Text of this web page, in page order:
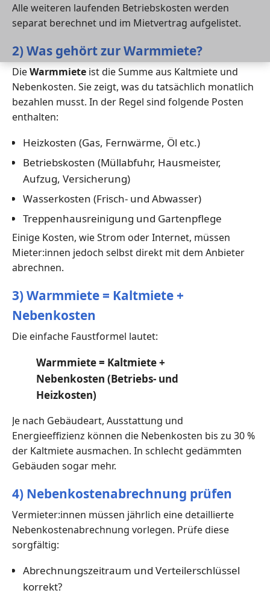
Alle weiteren laufenden Betriebskosten werden
separat berechnet und im Mietvertrag aufgelistet.
2) Was gehört zur Warmmiete?
DieWarmmiete ist die Summe aus Kaltmiete und
Nebenkosten. Sie zeigt, was du tatsächlich monatlich
bezahlen musst. In der Regel sind folgende Posten
enthalten:
Heizkosten (Gas, Fernwärme, Öl etc.)
Betriebskosten (Müllabfuhr, Hausmeister,
Aufzug, Versicherung)
Wasserkosten (Frisch- und Abwasser)
Treppenhausreinigung und Gartenpflege
Einige Kosten, wie Strom oder Internet, müssen
Mieter:innen jedoch selbst direkt mit dem Anbieter
abrechnen.
3) Warmmiete = Kaltmiete +
Nebenkosten
Die einfache Faustformel lautet:
Warmmiete = Kaltmiete +
Nebenkosten (Betriebs- und
Heizkosten)
Je nach Gebäudeart, Ausstattung und
Energieeffizienz können die Nebenkosten bis zu 30 %
der Kaltmiete ausmachen. In schlecht gedämmten
Gebäuden sogar mehr.
4) Nebenkostenabrechnung prüfen
Vermieter:innen müssen jährlich eine detaillierte
Nebenkostenabrechnung vorlegen. Prüfe diese
sorgfältig:
Abrechnungszeitraum und Verteilerschlüssel
korrekt?